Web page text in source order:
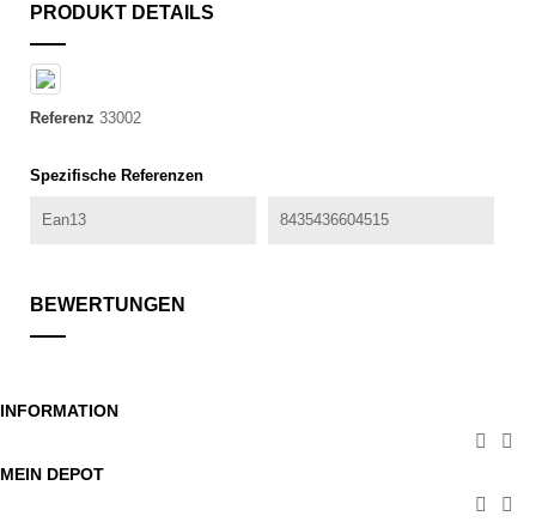
PRODUKT DETAILS
Referenz 33002
Spezifische Referenzen
Ean13 8435436604515
BEWERTUNGEN
INFORMATION
 
MEIN DEPOT
 